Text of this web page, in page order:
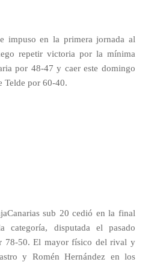
impuso en la primera jornada al
repetir victoria por la mínima
por 48-47 y caer este domingo
Telde por 60-40.
sub 20 cedió en la final
disputada el pasado
78-50. El mayor físico del rival y
y Romén Hernández en los